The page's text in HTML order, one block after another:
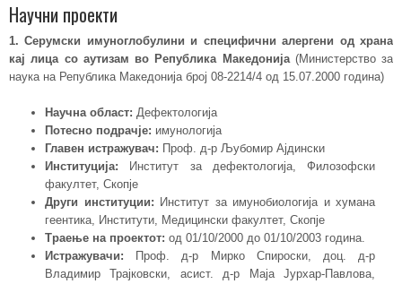
Научни проекти
1. Серумски имуноглобулини и специфични алергени од храна
кај лица со аутизам во Република Македонија (Министерство за
наука на Република Македонија број 08-2214/4 од 15.07.2000 година)
Научна област: Дефектологија
Потесно подрачје: имунологија
Главен истражувач: Проф. д-р Љубомир Ајдински
Институција: Институт за дефектологија, Филозофски
факултет, Скопје
Други институции: Институт за имунобиологија и хумана
геентика, Институти, Медицински факултет, Скопје
Траење на проектот: од 01/10/2000 до 01/10/2003 година.
Истражувачи: Проф. д-р Мирко Спироски, доц. д-р
Владимир Трајковски, асист. д-р Маја Јурхар-Павлова,